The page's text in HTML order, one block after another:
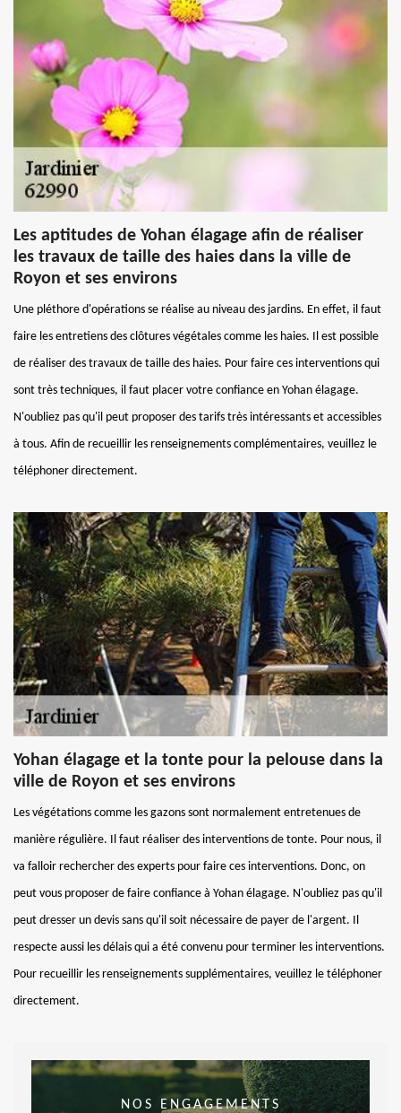
Les aptitudes de Yohan élagage afin de réaliser
les travaux de taille des haies dans la ville de
Royon et ses environs
Une pléthore d'opérations se réalise au niveau des jardins. En effet, il faut
faire les entretiens des clôtures végétales comme les haies. Il est possible
de réaliser des travaux de taille des haies. Pour faire ces interventions qui
sont très techniques, il faut placer votre confiance en Yohan élagage.
N'oubliez pas qu'il peut proposer des tarifs très intéressants et accessibles
à tous. Afin de recueillir les renseignements complémentaires, veuillez le
téléphoner directement.
Yohan élagage et la tonte pour la pelouse dans la
ville de Royon et ses environs
Les végétations comme les gazons sont normalement entretenues de
manière régulière. Il faut réaliser des interventions de tonte. Pour nous, il
va falloir rechercher des experts pour faire ces interventions. Donc, on
peut vous proposer de faire confiance à Yohan élagage. N'oubliez pas qu'il
peut dresser un devis sans qu'il soit nécessaire de payer de l'argent. Il
respecte aussi les délais qui a été convenu pour terminer les interventions.
Pour recueillir les renseignements supplémentaires, veuillez le téléphoner
directement.
NOS ENGAGEMENTS